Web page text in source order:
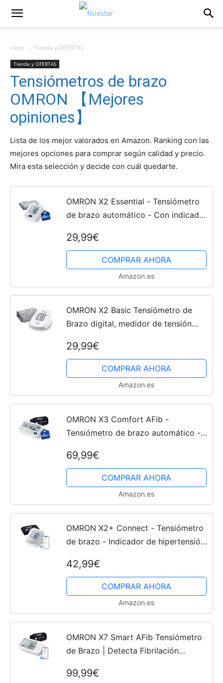
Inicio Tienda y OFERTAS
Tienda y OFERTAS
Tensiómetros de brazo
OMRON 【Mejores
opiniones】
Lista de los mejor valorados en Amazon. Ranking con las
mejores opciones para comprar según calidad y precio.
Mira esta selección y decide con cuál quedarte.
OMRON X2 Essential - Tensiómetro
de brazo automático - Con indicador
irregular - Memoria de hasta 30
lecturas -...
29,99€
COMPRAR AHORA
Amazon.es
OMRON X2 Basic Tensiómetro de
Brazo digital, medidor de tensión
tensión arterial validado clínicamente
29,99€
COMPRAR AHORA
Amazon.es
OMRON X3 Comfort AFib -
Tensiómetro de brazo automático -
e indicador de hipertensión -
Validado clínicamente -...
69,99€
COMPRAR AHORA
Amazon.es
OMRON X2+ Connect - Tensiómetro
de brazo - Indicador de hipertensión
Conexión Bluetooth - Memoria de
hasta 30 lecturas -...
42,99€
COMPRAR AHORA
Amazon.es
OMRON X7 Smart AFib Tensiómetro
de Brazo | Detecta Fibrilación
Validado Clínicamente | 2 Usuarios |
99,99€